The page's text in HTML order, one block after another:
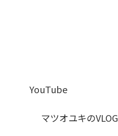
YouTube
マツオユキのVLOG